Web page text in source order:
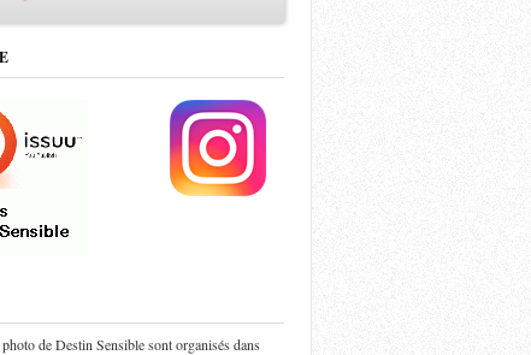
de Destin Sensible sont organisés dans